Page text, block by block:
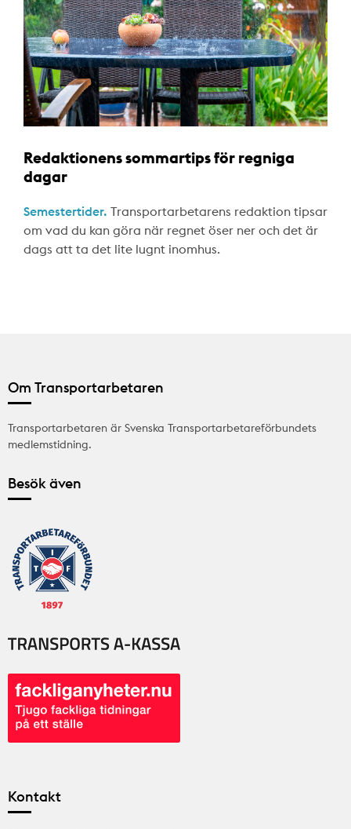
Redaktionens sommartips för regniga
dagar
Semestertider. Transportarbetarens redaktion tipsar
om vad du kan göra när regnet öser ner och det är
dags att ta det lite lugnt inomhus.
Om Transportarbetaren
Transportarbetaren är Svenska Transportarbetareförbundets
medlemstidning.
Besök även
Kontakt